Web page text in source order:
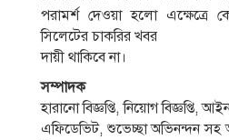
পরামর্শ দেওয়া হলাে এক্ষেত্রে
সিলেটের চাকরির খবর
দায়ী থাকিবে না।
সম্পাদক
হারানো বিজ্ঞপ্তি, নিয়োগ বিজ্ঞপ্তি,
এফিডেভিট, শুভেচ্ছা অভিনন্দন সহ